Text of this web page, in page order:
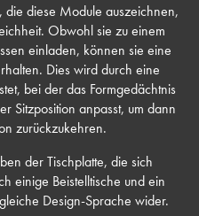
die diese Module auszeichnen,
Obwohl sie zu einem
einladen, können sie eine
Dies wird durch eine
bei der das Formgedächtnis
Sitzposition anpasst, um dann
zurückzukehren.
der Tischplatte, die sich
einige Beistelltische und ein
Design-Sprache wider.